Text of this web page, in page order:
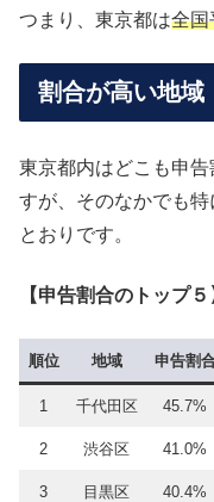
つまり、東京都は全国
割合が高い地
東京都内はどこも申
すが、そのなかでも
とおりです。
【申告割合のトップ５
順位 地域 申告割
1 千代田区 45.7%
2 渋谷区 41.0%
3 目黒区 40.4%